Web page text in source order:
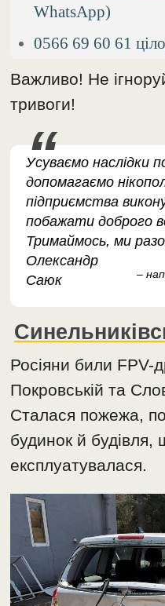
WhatsApp)
0566 69 60 61
Важливо! Не
тривоги!
Усуваємо наслідки
допомагаємо
підприємства
побажати доброго
Тримаймось, ми
–
Олександр
Саюк
Росіяни били FPV-
Покровській та
Сталася пожежа,
будинок й будівля,
експлуатувалася.